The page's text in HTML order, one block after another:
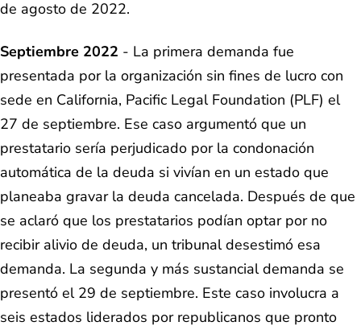
de agosto de 2022.
Septiembre 2022 - La primera demanda fue
presentada por la organización sin fines de lucro con
sede en California, Pacific Legal Foundation (PLF) el
27 de septiembre. Ese caso argumentó que un
prestatario sería perjudicado por la condonación
automática de la deuda si vivían en un estado que
planeaba gravar la deuda cancelada. Después de que
se aclaró que los prestatarios podían optar por no
recibir alivio de deuda, un tribunal desestimó esa
demanda. La segunda y más sustancial demanda se
presentó el 29 de septiembre. Este caso involucra a
seis estados liderados por republicanos que pronto